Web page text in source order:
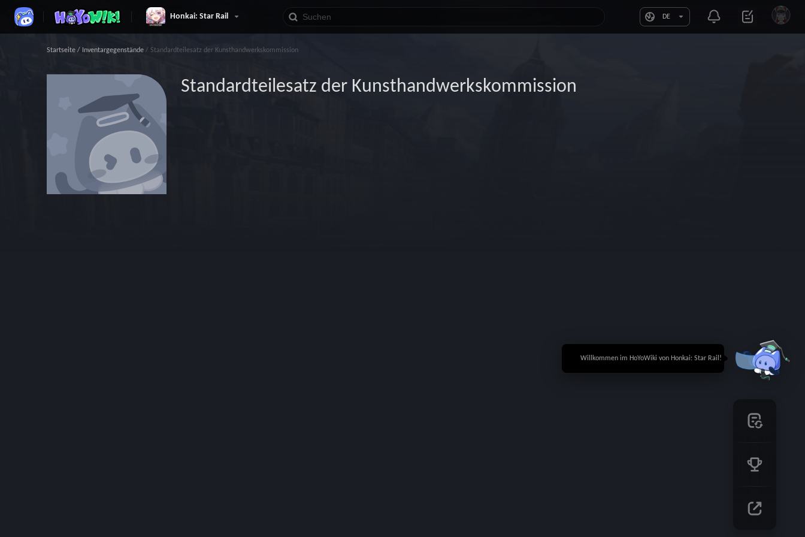
Honkai: Star Rail DE
🎉 Willkommen im HoYoWiki von Honkai: Star Rail!
Startseite / Inventargegenstände / Standardteilesatz der Kunsthandwerkskommission
Standardteilesatz der Kunsthandwerkskommission